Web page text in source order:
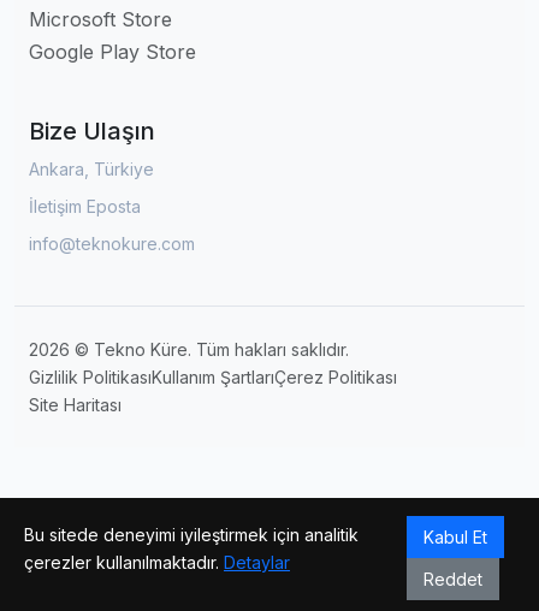
Microsoft Store
Google Play Store
Bize Ulaşın
Ankara, Türkiye
İletişim Eposta
info@teknokure.com
2026 © Tekno Küre. Tüm hakları saklıdır.
Gizlilik PolitikasıKullanım ŞartlarıÇerez Politikası
Site Haritası
Bu sitede deneyimi iyileştirmek için analitik
çerezler kullanılmaktadır. Detaylar
Kabul Et
Reddet